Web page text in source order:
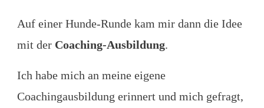
Auf einer Hunde-Runde kam mir dann die Idee
mit der Coaching-Ausbildung.
Ich habe mich an meine eigene
Coachingausbildung erinnert und mich gefragt,